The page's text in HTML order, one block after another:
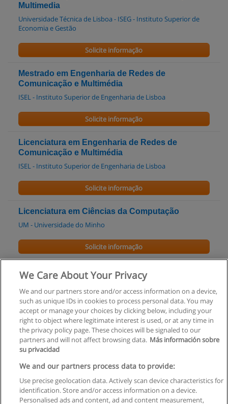
Multimedia
Universidade Técnica de Lisboa - ISEG - Instituto Superior de
Economia e Gestão
Solicite informação
Mestrado em Engenharia de Redes de
Comunicação e Multimédia
ISEL - Instituto Superior de Engenharia de Lisboa
Solicite informação
Licenciatura em Engenharia de Redes de
Comunicação e Multimédia
ISEL - Instituto Superior de Engenharia de Lisboa
Solicite informação
Licenciatura em Ciências da Computação
UM - Universidade do Minho
Solicite informação
Licenciatura de Ciências da Comunicação
Solicite informação
Regras de uso
Privacidade de dados
Entrar em contato com Educaedu
We Care About Your Privacy
We and our partners store and/or access information on a device,
such as unique IDs in cookies to process personal data. You may
accept or manage your choices by clicking below, including your
right to object where legitimate interest is used, or at any time in
the privacy policy page. These choices will be signaled to our
partners and will not affect browsing data. Más información sobre
su privacidad
We and our partners process data to provide:
Use precise geolocation data. Actively scan device characteristics for
identification. Store and/or access information on a device.
Personalised ads and content, ad and content measurement,